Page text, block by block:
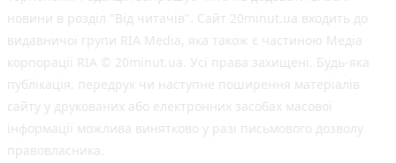
новини в розділ "Від читачів". Сайт 20minut.ua входить до
видавничої групи RIA Media, яка також є частиною Медіа
корпорації RIA © 20minut.ua. Усі права захищені. Будь-яка
публiкацiя, передрук чи наступне поширення матеріалів
сайту у друкованих або електронних засобах масової
інформації можлива винятково у разі письмового дозволу
правовласника.